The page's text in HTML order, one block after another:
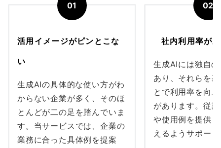
01
活用イメージがピンとこな
い
生成AIの具体的な使い方がわ
からない企業が多く、そのほ
とんどが二の足を踏んでいま
す。当サービスでは、企業の
業務に合った具体例を提案
02
社内利用率が
生成AIには独自
あり、それらを
とで利用率を向
があります。従
や使用例を提供
えるようサポー